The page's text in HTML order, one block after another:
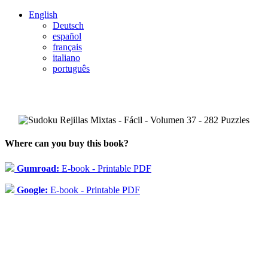
English
Deutsch
español
français
italiano
português
Where can you buy this book?
Gumroad: E-book - Printable PDF
Google: E-book - Printable PDF